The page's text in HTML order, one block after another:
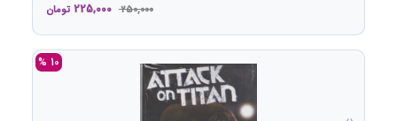
250,000
225,000 تومان
10 %